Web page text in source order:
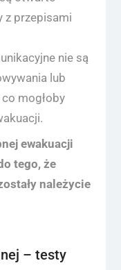
z przepisami
nie są
lub
mogłoby
ewakuacji
tego, że
należycie
– testy